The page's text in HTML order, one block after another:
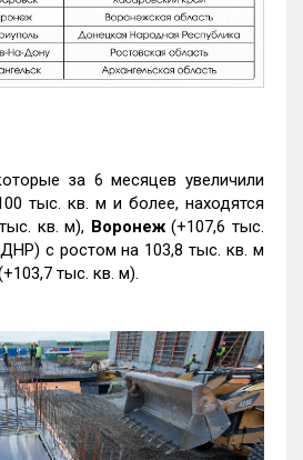
за 6 месяцев увеличили
тыс. кв. м и более, находятся
кв. м), Воронеж(+107,6 тыс.
с ростом на 103,8 тыс. кв. м
тыс. кв. м).